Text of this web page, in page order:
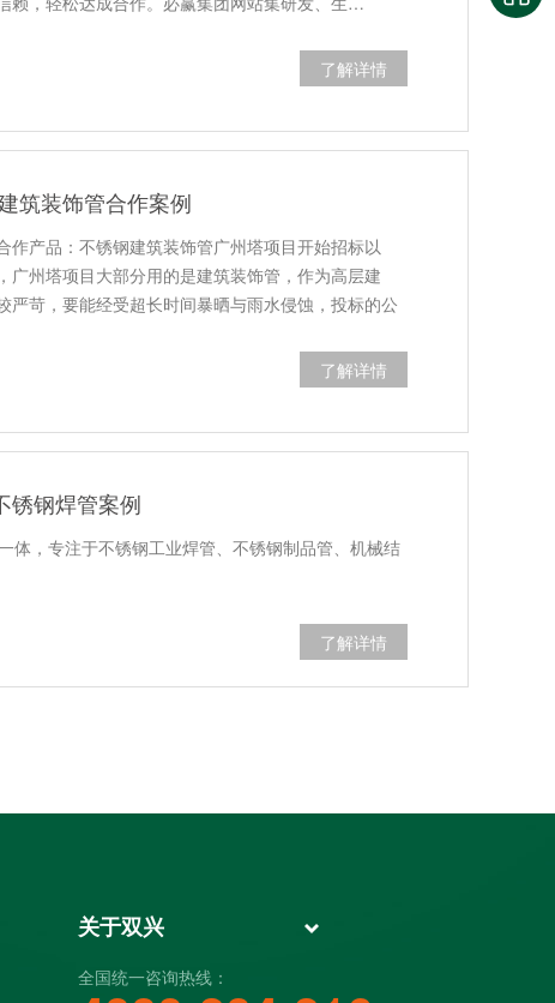
了解详情
筑装饰管合作案例
作产品：不锈钢建筑装饰管广州塔项目开始招标以
广州塔项目大部分用的是建筑装饰管，作为高层建
严苛，要能经受超长时间暴晒与雨水侵蚀，投标的公
了解详情
锈钢焊管案例
体，专注于不锈钢工业焊管、不锈钢制品管、机械结
了解详情
关于双兴
全国统一咨询热线：